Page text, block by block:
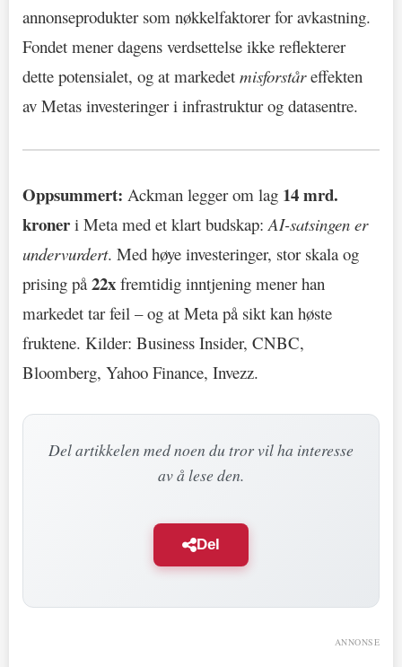
annonseprodukter som nøkkelfaktorer for avkastning.
Fondet mener dagens verdsettelse ikke reflekterer
dette potensialet, og at markedet misforståreffekten
av Metas investeringer i infrastruktur og datasentre.
Oppsummert: Ackman legger om lag 14 mrd.
kroner i Meta med et klart budskap: AI-satsingen er
undervurdert. Med høye investeringer, stor skala og
prising på22x fremtidig inntjening mener han
markedet tar feil – og at Meta på sikt kan høste
fruktene. Kilder: Business Insider, CNBC,
Bloomberg, Yahoo Finance, Invezz.
Del artikkelen med noen du tror vil ha interesse
av å lese den.
Del
ANNONSE